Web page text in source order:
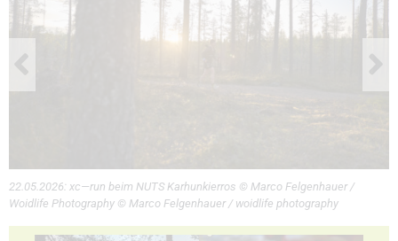
22.05.2026: xc—run beim NUTS Karhunkierros © Marco Felgenhauer /
Woidlife Photography © Marco Felgenhauer / woidlife photography